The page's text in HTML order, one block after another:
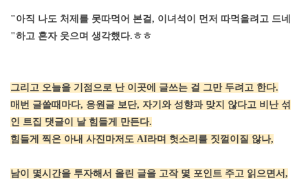
"아직 나도 처제를 못따먹어 본걸, 이녀석이 먼저 따먹을려고 드네
"하고 혼자 웃으며 생각했다.ㅎㅎ
그리고 오늘을 기점으로 난 이곳에 글쓰는 걸 그만 두려고 한다.
매번 글쓸때마다, 응원글 보단, 자기와 성향과 맞지 않다고 비난 섞
인 트집 댓글이 날 힘들게 만든다.
힘들게 찍은 아내 사진마저도 AI라며 헛소리를 짓껄이질 않나,
남이 몇시간을 투자해서 올린 글을 고작 몇 포인트 주고 읽으면서,